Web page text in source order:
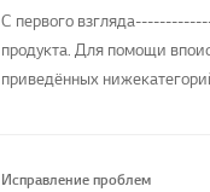
С первого
продукта. Для помощи
приведённых
Исправление проблем